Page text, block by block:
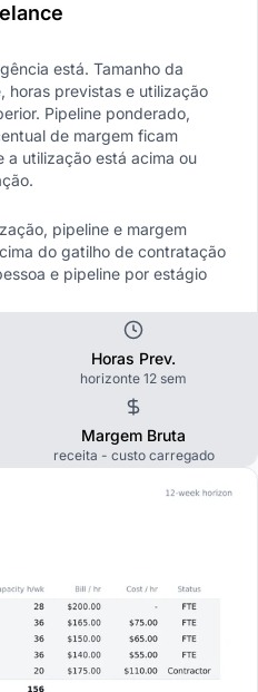
está. Tamanho da
horas previstas e utilização
Pipeline ponderado,
de margem ficam
a utilização está acima ou
pipeline e margem
do gatilho de contratação
e pipeline por estágio
Horas Prev.
horizonte 12 sem
Margem Bruta
receita - custo carregado